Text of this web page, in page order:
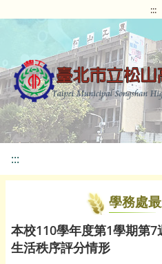
:::
:::
學務處
本校110學年度第1學期第
生活秩序評分情形